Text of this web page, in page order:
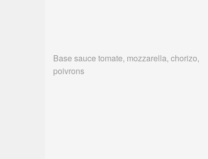
Base sauce tomate, mozzarella, chorizo,
poivrons